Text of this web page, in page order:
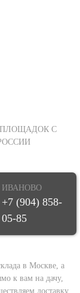
С
ИВАНОВО
+7 (904) 858-
05-85
в Москве, а
к вам на дачу,
доставку